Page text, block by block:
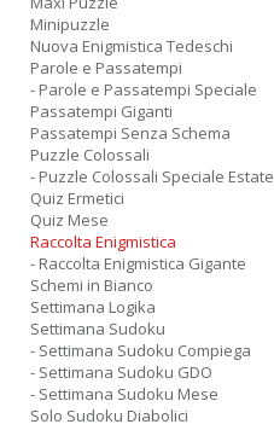
Minipuzzle
Nuova Enigmistica Tedeschi
Parole e Passatempi
- Parole e Passatempi Speciale
Passatempi Giganti
Passatempi Senza Schema
Puzzle Colossali
- Puzzle Colossali Speciale Estate
Quiz Ermetici
Quiz Mese
Raccolta Enigmistica
- Raccolta Enigmistica Gigante
Schemi in Bianco
Settimana Logika
Settimana Sudoku
- Settimana Sudoku Compiega
- Settimana Sudoku GDO
- Settimana Sudoku Mese
Solo Sudoku Diabolici